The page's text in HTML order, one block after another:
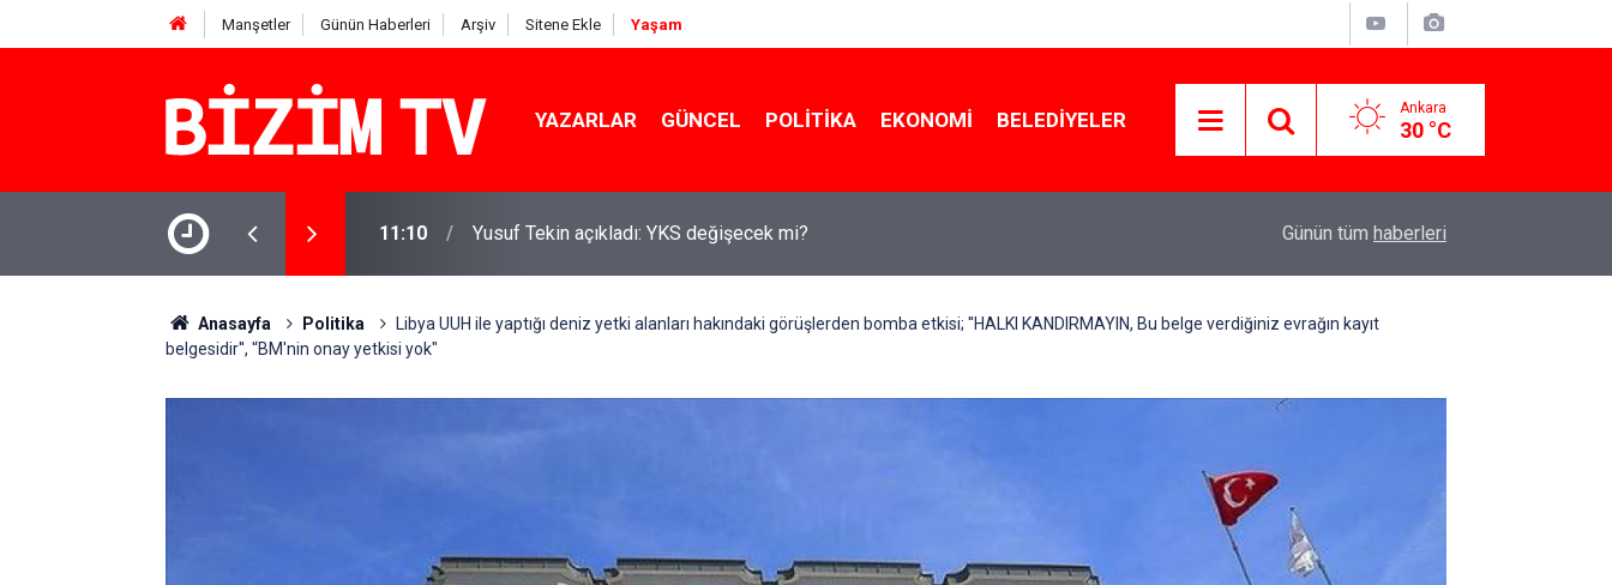
Manşetler Günün Haberleri Arşiv Sitene Ekle Yaşam
YAZARLAR GÜNCEL POLITIKA EKONOMI BELEDIYELER Ankara
30 °C
11:10 Yusuf Tekin açıkladı: YKS değişecek mi? Lüks yok, şatafat yok: YENİ Parti kapılarını açtı
Günün tüm haberleri
Anasayfa Politika
Libya UUH ile yaptığı deniz yetki alanları hakındaki görüşlerden bomba etkisi; ''HALKI KANDIRMAYIN, Bu belge verdiğiniz evrağın kayıt
belgesidir'', '‘BM'nin onay yetkisi yok"